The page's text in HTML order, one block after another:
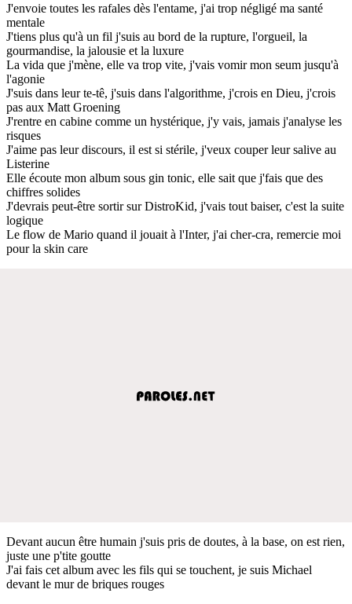
J'envoie toutes les rafales dès l'entame, j'ai trop négligé ma santé
mentale
J'tiens plus qu'à un fil j'suis au bord de la rupture, l'orgueil, la
gourmandise, la jalousie et la luxure
La vida que j'mène, elle va trop vite, j'vais vomir mon seum jusqu'à
l'agonie
J'suis dans leur te-tê, j'suis dans l'algorithme, j'crois en Dieu, j'crois
pas aux Matt Groening
J'rentre en cabine comme un hystérique, j'y vais, jamais j'analyse les
risques
J'aime pas leur discours, il est si stérile, j'veux couper leur salive au
Listerine
Elle écoute mon album sous gin tonic, elle sait que j'fais que des
chiffres solides
J'devrais peut-être sortir sur DistroKid, j'vais tout baiser, c'est la suite
logique
Le flow de Mario quand il jouait à l'Inter, j'ai cher-cra, remercie moi
pour la skin care
Devant aucun être humain j'suis pris de doutes, à la base, on est rien,
juste une p'tite goutte
J'ai fais cet album avec les fils qui se touchent, je suis Michael
devant le mur de briques rouges